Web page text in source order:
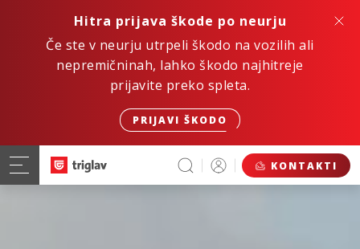
Hitra prijava škode po neurju
Če ste v neurju utrpeli škodo na vozilih ali
nepremičninah, lahko škodo najhitreje
prijavite preko spleta.
PRIJAVI ŠKODO
KONTAKTI